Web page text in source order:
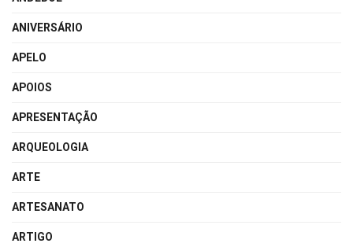
ANIVERSÁRIO
APELO
APOIOS
APRESENTAÇÃO
ARQUEOLOGIA
ARTE
ARTESANATO
ARTIGO